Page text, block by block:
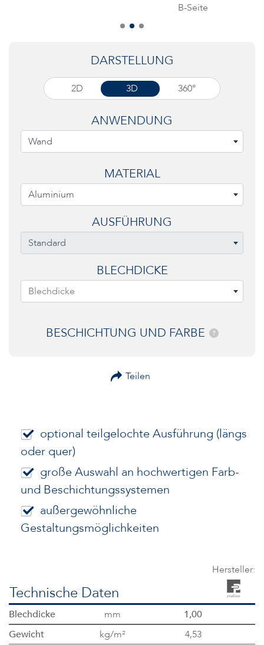
B-Seite
DARSTELLUNG
2D 3D 360°
ANWENDUNG
Wand
MATERIAL
Aluminium
AUSFÜHRUNG
Standard
BLECHDICKE
Blechdicke
BESCHICHTUNG UND FARBE ?
Teilen
optional teilgelochte Ausführung (längs
oder quer)
große Auswahl an hochwertigen Farb-
und Beschichtungssystemen
außergewöhnliche
Gestaltungsmöglichkeiten
Hersteller:
Technische Daten
Blechdicke mm
1,00
Gewicht
kg/m² 4,53